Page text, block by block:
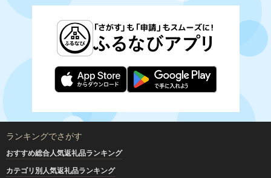
ランキングでさがす
おすすめ総合人気返礼品ランキング
カテゴリ別人気返礼品ランキング